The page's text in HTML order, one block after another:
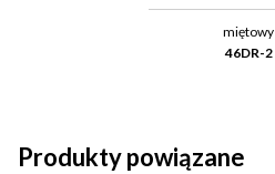
miętowy
46DR-2
Produkty powiązane